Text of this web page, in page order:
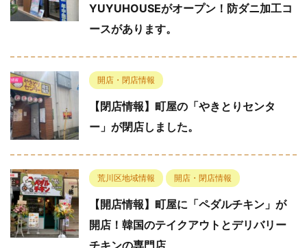
YUYUHOUSEがオープン！防ダニ加工コ
ースがあります。
開店・閉店情報
【閉店情報】町屋の「やきとりセンタ
ー」が閉店しました。
荒川区地域情報 開店・閉店情報
【開店情報】町屋に「ペダルチキン」が
開店！韓国のテイクアウトとデリバリー
チキンの専門店